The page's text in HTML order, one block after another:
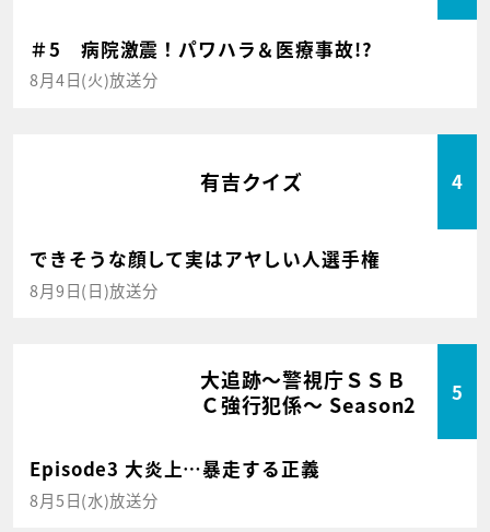
＃5 病院激震！パワハラ＆医療事故!?
8月4日(火)放送分
有吉クイズ 4
できそうな顔して実はアヤしい人選手権
8月9日(日)放送分
大追跡～警視庁ＳＳＢ
Ｃ強行犯係～ Season2
5
Episode3 大炎上…暴走する正義
8月5日(水)放送分